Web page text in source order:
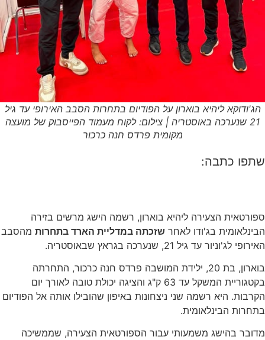
הג'ודוקא ליהיא בוארון על הפודיום בתחרות הסבב האירופי עד גיל
21 שנערכה באוסטריה | צילום: לקוח מעמוד הפייסבוק של מועצה
מקומית פרדס חנה כרכור
שתפו כתבה:
ספורטאית הצעירה ליהיא בוארון, רשמה הישג מרשים בזירה
הבינלאומית בג'ודו לאחר שזכתה במדליית הארד בתחרות מהסבב
האירופי לג'וניור עד גיל 21, שנערכה בגראץ שבאוסטריה.
בוארון, בת 20, ילידת המושבה פרדס חנה כרכור, התחרתה
בקטגוריית המשקל עד 63 ק"ג והציגה יכולת טובה לאורך יום
הקרבות. היא רשמה שני ניצחונות באיפון שהובילו אותה אל הפודיום
בתחרות הבינלאומית.
מדובר בהישג משמעותי עבור הספורטאית הצעירה, שממשיכה